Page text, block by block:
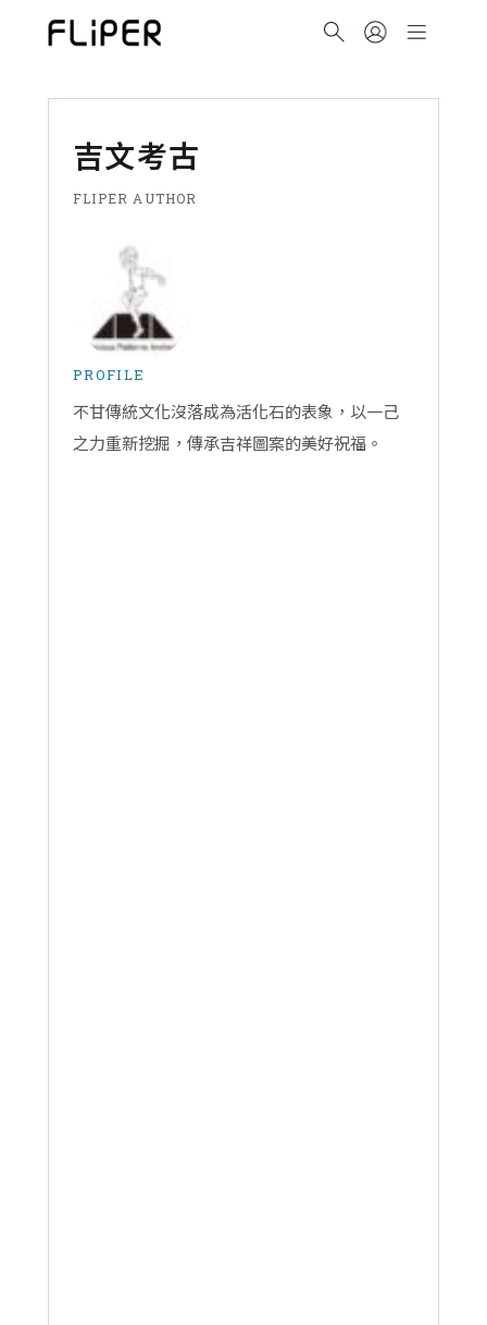
吉文考古
FLIPER AUTHOR
PROFILE
不甘傳統文化沒落成為活化石的表象，以一己
之力重新挖掘，傳承吉祥圖案的美好祝福。